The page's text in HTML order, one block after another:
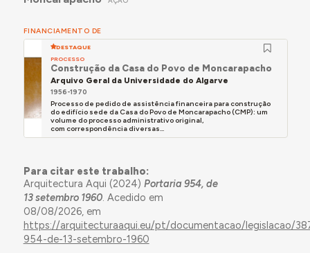
FINANCIAMENTO DE
DESTAQUE
PROCESSO
Construção da Casa do Povo de Moncarapacho
Arquivo Geral da Universidade do Algarve
1956-1970
Processo de pedido de assistência financeira para construção
do edifício sede da Casa do Povo de Moncarapacho (CMP): um
volume do processo administrativo original,
com correspondência diversas...
Para citar este trabalho:
Arquitectura Aqui (2024) Portaria 954, de
13 setembro 1960. Acedido em
08/08/2026, em
https://arquitecturaaqui.eu/pt/documentacao/legislacao/
954-de-13-setembro-1960